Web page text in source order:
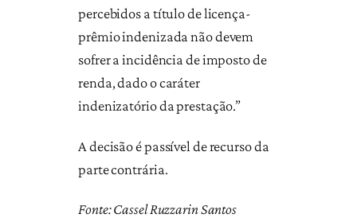
percebidos a título de licença-
prêmio indenizada não devem
sofrer a incidência de imposto de
renda, dado o caráter
indenizatório da prestação.”
A decisão é passível de recurso da
parte contrária.
Fonte: Cassel Ruzzarin Santos